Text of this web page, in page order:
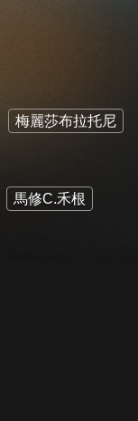
梅麗莎布拉托尼
馬修C.禾根